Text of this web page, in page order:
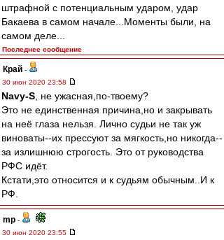
штрафной с потенциальным ударом, удар
Бакаева в самом начале...Моменты были, на
самом деле...
Последнее сообщение
Край -
30 июн 2020 23:58
Navy-S , не ужасная,по-твоему?
Это не единственная причина,но и закрывать
на неё глаза нельзя. Лично судьи не так уж
виноваты--их прессуют за мягкость,но никогда--
за излишнюю строгость. Это от руководства
РФС идёт.
Кстати,это относится и к судьям обычным..И к
РФ.
mp -
30 июн 2020 23:55